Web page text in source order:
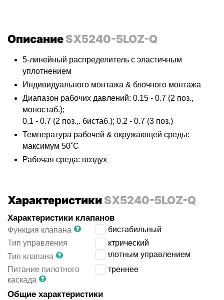
ОписаниеSX5240-5LOZ-Q
5-линейный распределитель с эластичным
уплотнением
Индивидуального монтажа & блочного монтажа
Диапазон рабочих давлений: 0.15 - 0.7 (2 поз.,
моностаб.);
0.1 - 0.7 (2 поз.,. бистаб.); 0.2 - 0.7 (3 поз.)
Температура рабочей & окружающей среды:
максимум 50˚C
Рабочая среда: воздух
ХарактеристикиSX5240-5LOZ-Q
Характеристики клапанов
Функция клапана
5/2 бистабильный
Тип управления
электрический
Тип клапана
с пилотным управлением
Питание пилотного
каскада
внутреннее
Общие характеристики